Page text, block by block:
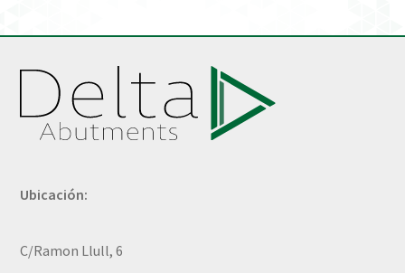
Ubicación:
C/Ramon Llull, 6